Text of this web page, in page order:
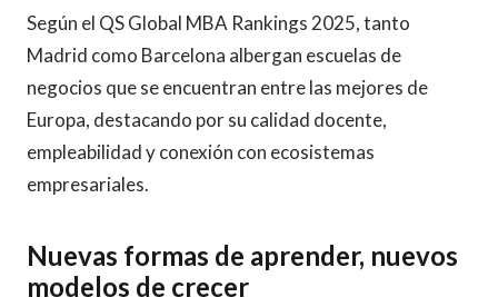
Según el QS Global MBA Rankings 2025, tanto
Madrid como Barcelona albergan escuelas de
negocios que se encuentran entre las mejores de
Europa, destacando por su calidad docente,
empleabilidad y conexión con ecosistemas
empresariales. ​
Nuevas formas de aprender, nuevos
modelos de crecer